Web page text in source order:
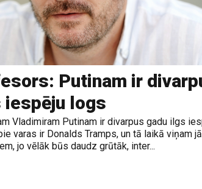
Putinam ir
iespēju logs
Vladimiram Putinam ir divarpus gadu ilgs
varas ir Donalds Tramps, un tā laikā viņam
jo vēlāk būs daudz grūtāk, inter...